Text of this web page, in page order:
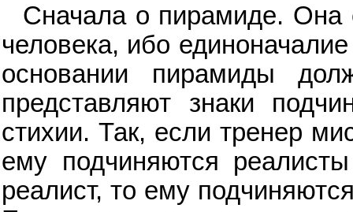
Сначала о пирамиде. Она
человека, ибо
основании пирамиды
представляют знаки
стихии. Так, если тренер
ему подчиняются
реалист, то ему